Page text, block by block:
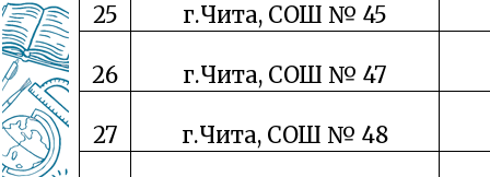
25 г.Чита, СОШ № 45
26 г.Чита, СОШ № 47
27 г.Чита, СОШ № 48